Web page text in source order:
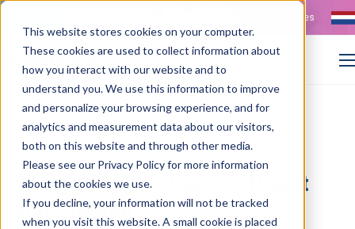
This website stores cookies on your computer.
These cookies are used to collect information about
how you interact with our website and to
understand you. We use this information to improve
and personalize your browsing experience, and for
analytics and measurement data about our visitors,
both on this website and through other media.
Please see our Privacy Policy for more information
about the cookies we use.
If you decline, your information will not be tracked
when you visit this website. A small cookie is placed
Vacatures
Home >Customer cases>
Gemeente Oss versterkt gezamenlijke inkoop efficiënt
Gemeente Oss kiest ISPnext
voor inkoop